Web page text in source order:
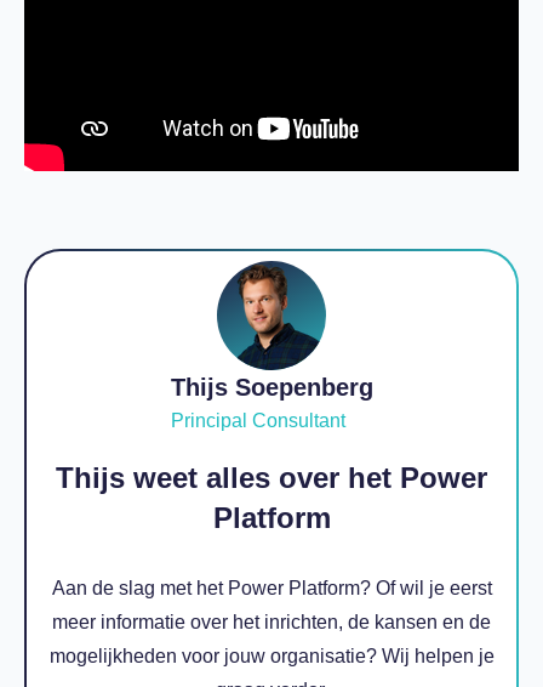
Thijs Soepenberg
Principal Consultant
Thijs weet alles over het Power
Platform
Aan de slag met het Power Platform? Of wil je eerst
meer informatie over het inrichten, de kansen en de
mogelijkheden voor jouw organisatie? Wij helpen je